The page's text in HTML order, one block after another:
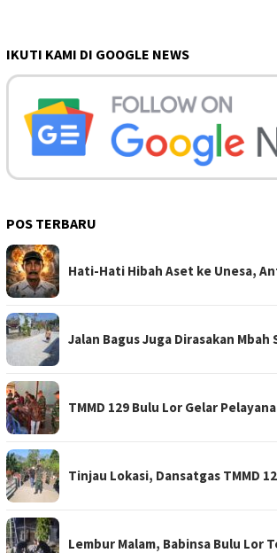
IKUTI KAMI DI GOOGLE NEWS
POS TERBARU
Hati-Hati Hibah Aset ke Unesa,
Jalan Bagus Juga Dirasakan Mbah
TMMD 129 Bulu Lor Gelar
Tinjau Lokasi, Dansatgas TMMD
Lembur Malam, Babinsa Bulu Lor